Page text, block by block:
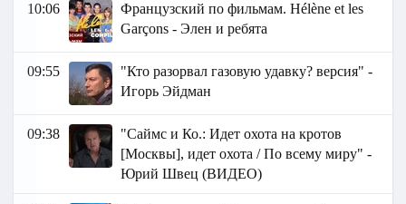
10:06
Французский по фильмам. Hélène et les
Garçons - Элен и ребята
09:55
"Кто разорвал газовую удавку? версия" -
Игорь Эйдман
09:38
"Саймс и Ко.: Идет охота на кротов
[Москвы], идет охота / По всему миру" -
Юрий Швец (ВИДЕО)